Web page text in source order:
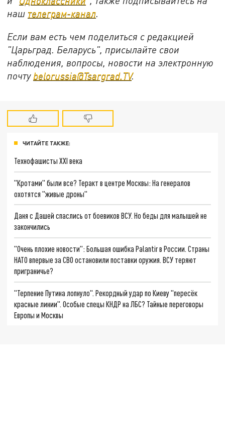
наш телеграм-канал.
Если вам есть чем поделиться с редакцией
"Царьград. Беларусь", присылайте свои
наблюдения, вопросы, новости на электронную
почту belorussia@Tsargrad.TV.
ЧИТАЙТЕ ТАКЖЕ:
Технофашисты XXI века
"Кротами" были все? Теракт в центре Москвы: На генералов
охотятся "живые дроны"
Даня с Дашей спаслись от боевиков ВСУ. Но беды для малышей не
закончились
"Очень плохие новости": Большая ошибка Palantir в России. Страны
НАТО впервые за СВО остановили поставки оружия. ВСУ теряют
приграничье?
"Терпение Путина лопнуло". Рекордный удар по Киеву "пересёк
красные линии". Особые спецы КНДР на ЛБС? Тайные переговоры
Европы и Москвы